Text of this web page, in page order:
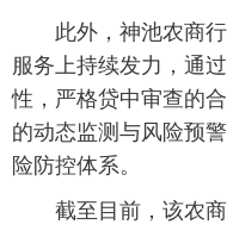
此外，神池农商行
服务上持续发力，通
性，严格贷中审查的
的动态监测与风险预
险防控体系。
截至目前，该农商